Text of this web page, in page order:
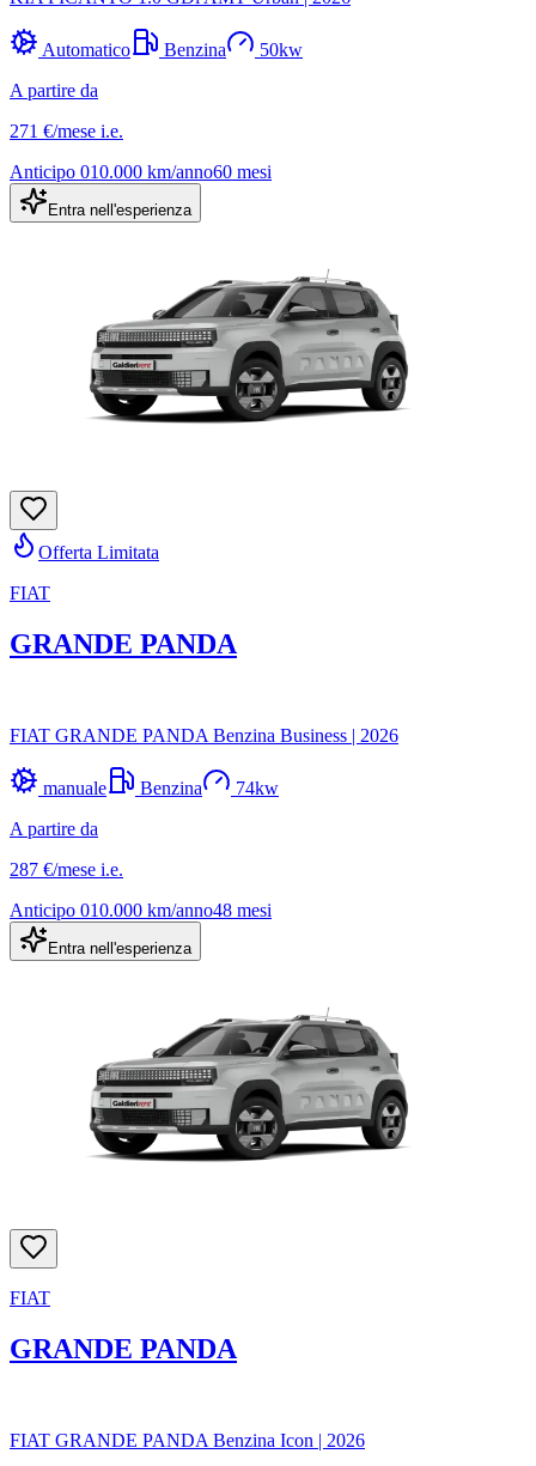
Automatico Benzina 50kw
A partire da
271 €/mese i.e.
Anticipo 010.000 km/anno60 mesi
Entra nell'esperienza
Offerta Limitata
FIAT
GRANDE PANDA
FIAT GRANDE PANDA Benzina Business | 2026
manuale Benzina 74kw
A partire da
287 €/mese i.e.
Anticipo 010.000 km/anno48 mesi
Entra nell'esperienza
FIAT
GRANDE PANDA
FIAT GRANDE PANDA Benzina Icon | 2026